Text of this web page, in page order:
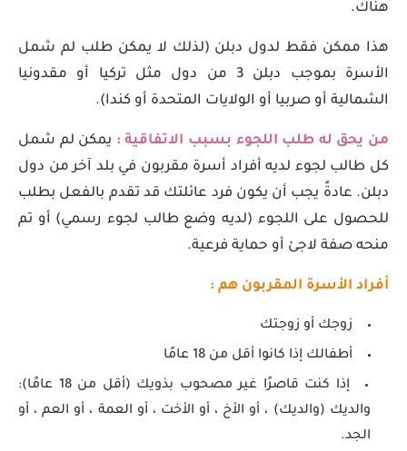
هناك.
هذا ممكن فقط لدول دبلن (لذلك لا يمكن طلب لم شمل
الأسرة بموجب دبلن 3 من دول مثل تركيا أو مقدونيا
الشمالية أو صربيا أو الولايات المتحدة أو كندا).
من يحق له طلب اللجوء بسبب الاتفاقية : يمكن لم شمل
كل طالب لجوء لديه أفراد أسرة مقربون في بلد آخر من دول
دبلن. عادةً يجب أن يكون فرد عائلتك قد تقدم بالفعل بطلب
للحصول على اللجوء (لديه وضع طالب لجوء رسمي) أو تم
منحه صفة لاجئ أو حماية فرعية.
أفراد الأسرة المقربون هم :
زوجك أو زوجتك
أطفالك إذا كانوا أقل من 18 عامًا
إذا كنت قاصرًا غير مصحوب بذويك (أقل من 18 عامًا):
والديك (والديك) ، أو الأخ ، أو الأخت ، أو العمة ، أو العم ، أو
الجد.